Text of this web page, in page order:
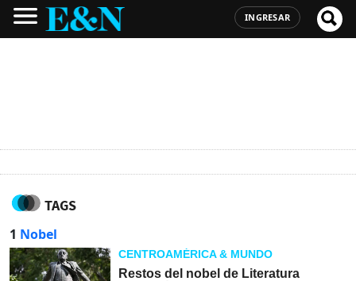
INGRESAR
TAGS
1 Nobel
CENTROAMÉRICA & MUNDO
Restos del nobel de Literatura